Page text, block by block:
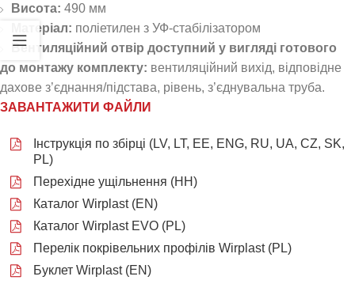
Висота: 490 мм
Матеріал: поліетилен з УФ-стабілізатором
Вентиляційний отвір доступний у вигляді готового
до монтажу комплекту: вентиляційний вихід, відповідне
дахове з’єднання/підстава, рівень, з’єднувальна труба.
ЗАВАНТАЖИТИ ФАЙЛИ
Інструкція по збірці (LV, LT, EE, ENG, RU, UA, CZ, SK,
PL)
Перехідне ущільнення (НН)
Каталог Wirplast (EN)
Каталог Wirplast EVO (PL)
Перелік покрівельних профілів Wirplast (PL)
Буклет Wirplast (EN)